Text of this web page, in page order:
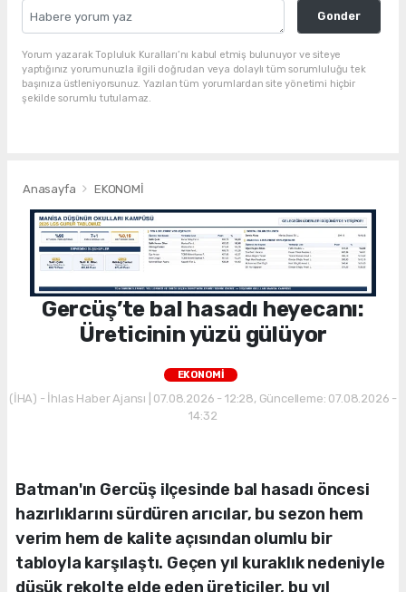
Gonder
Yorum yazarak Topluluk Kuralları’nı kabul etmiş bulunuyor ve siteye
yaptığınız yorumunuzla ilgili doğrudan veya dolaylı tüm sorumluluğu tek
başınıza üstleniyorsunuz. Yazılan tüm yorumlardan site yönetimi hiçbir
şekilde sorumlu tutulamaz.
Anasayfa EKONOMİ
Gercüş’te bal hasadı heyecanı:
Üreticinin yüzü gülüyor
EKONOMİ
(İHA) - İhlas Haber Ajansı | 07.08.2026 - 12:28, Güncelleme: 07.08.2026 -
14:32
Batman'ın Gercüş ilçesinde bal hasadı öncesi
hazırlıklarını sürdüren arıcılar, bu sezon hem
verim hem de kalite açısından olumlu bir
tabloyla karşılaştı. Geçen yıl kuraklık nedeniyle
düşük rekolte elde eden üreticiler, bu yıl